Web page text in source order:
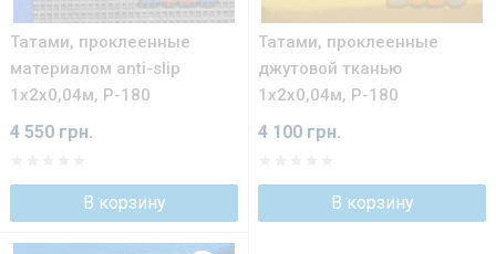
Татами, проклеенные
материалом anti-slip
1х2х0,04м, Р-180
4 550 грн.
В корзину
Татами, проклеенные
джутовой тканью
1х2х0,04м, Р-180
4 100 грн.
В корзину